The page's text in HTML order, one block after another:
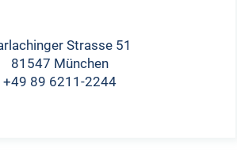
Strasse 51
81547 München
+49 89 6211-2244